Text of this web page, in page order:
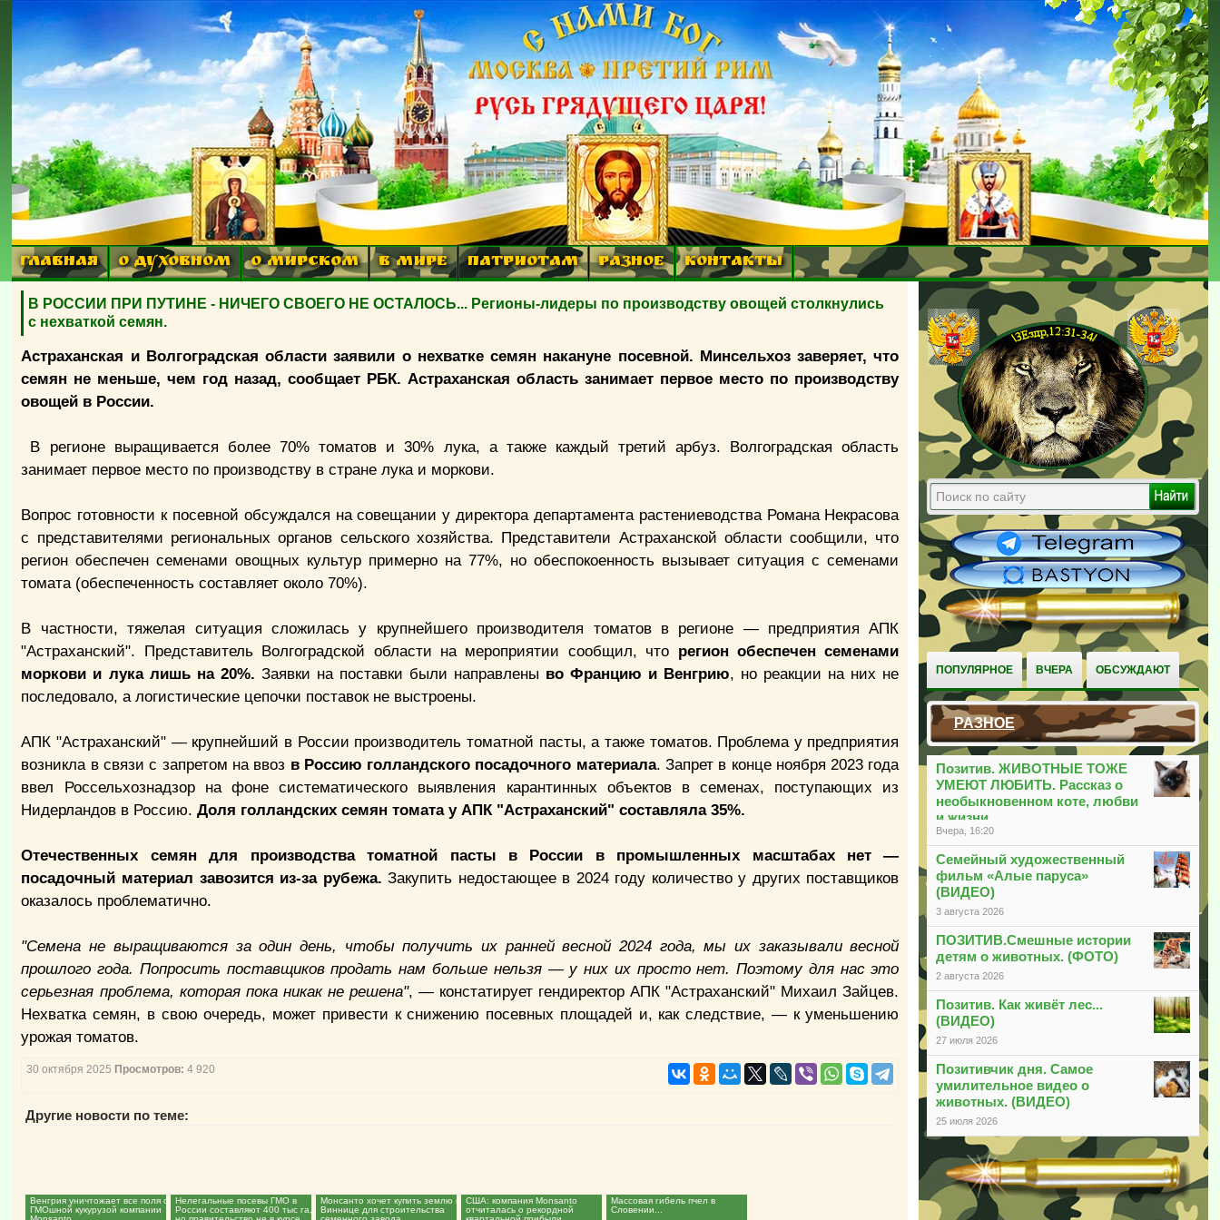
ГЛАВНАЯ О ДУХОВНОМ О МИРСКОМ В МИРЕ ПАТРИОТАМ РАЗНОЕ КОНТАКТЫ
ПОПУЛЯРНОЕ ВЧЕРА ОБСУЖДАЮТ
РАЗНОЕ
Позитив. ЖИВОТНЫЕ ТОЖЕ
УМЕЮТ ЛЮБИТЬ. Рассказ о
необыкновенном коте, любви
и жизни
Вчера, 16:20
Семейный художественный
фильм «Алые паруса»
(ВИДЕО)
3 августа 2026
ПОЗИТИВ.Смешные истории
детям о животных. (ФОТО)
2 августа 2026
Позитив. Как живёт лес...
(ВИДЕО)
27 июля 2026
Позитивчик дня. Самое
умилительное видео о
животных. (ВИДЕО)
25 июля 2026
В РОССИИ ПРИ ПУТИНЕ - НИЧЕГО СВОЕГО НЕ ОСТАЛОСЬ... Регионы-лидеры по производству овощей столкнулись
с нехваткой семян.
Астраханская и Волгоградская области заявили о нехватке семян накануне посевной. Минсельхоз заверяет, что
семян не меньше, чем год назад, сообщает РБК.Астраханская область занимает первое место по производству
овощей в России.
В регионе выращивается более 70% томатов и 30% лука, а также каждый третий арбуз. Волгоградская область
занимает первое место по производству в стране лука и моркови.
Вопрос готовности к посевной обсуждался на совещании у директора департамента растениеводства Романа Некрасова
с представителями региональных органов сельского хозяйства. Представители Астраханской области сообщили, что
регион обеспечен семенами овощных культур примерно на 77%, но обеспокоенность вызывает ситуация с семенами
томата (обеспеченность составляет около 70%).
В частности, тяжелая ситуация сложилась у крупнейшего производителя томатов в регионе — предприятия АПК
"Астраханский". Представитель Волгоградской области на мероприятии сообщил, что регион обеспечен семенами
моркови и лука лишь на 20%. Заявки на поставки были направлены во Францию и Венгрию, но реакции на них не
последовало, а логистические цепочки поставок не выстроены.
АПК "Астраханский" — крупнейший в России производитель томатной пасты, а также томатов. Проблема у предприятия
возникла в связи с запретом на ввоз в Россию голландского посадочного материала. Запрет в конце ноября 2023 года
ввел Россельхознадзор на фоне систематического выявления карантинных объектов в семенах, поступающих из
Нидерландов в Россию.Доля голландских семян томата у АПК "Астраханский" составляла 35%.
Отечественных семян для производства томатной пасты в России в промышленных масштабах нет —
посадочный материал завозится из-за рубежа. Закупить недостающее в 2024 году количество у других поставщиков
оказалось проблематично.
"Семена не выращиваются за один день, чтобы получить их ранней весной 2024 года, мы их заказывали весной
прошлого года. Попросить поставщиков продать нам больше нельзя — у них их просто нет. Поэтому для нас это
серьезная проблема, которая пока никак не решена", — констатирует гендиректор АПК "Астраханский" Михаил Зайцев.
Нехватка семян, в свою очередь, может привести к снижению посевных площадей и, как следствие, — к уменьшению
урожая томатов.
30 октября 2025 Просмотров: 4 920
Другие новости по теме:
Венгрия уничтожает все поля с
ГМОшной кукурузой компании
Нелегальные посевы ГМО в
России составляют 400 тыс га,
Монсанто хочет купить землю в
Виннице для строительства
США: компания Monsanto
отчиталась о рекордной
Массовая гибель пчел в
Словении...